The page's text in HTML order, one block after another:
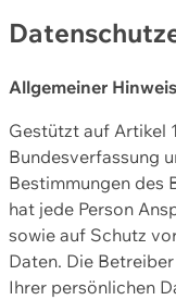
Allgemeiner Hinweis
Gestützt auf Artikel
Bundesverfassung
Bestimmungen des
hat jede Person
sowie auf Schutz
Daten. Die
Ihrer persönlichen